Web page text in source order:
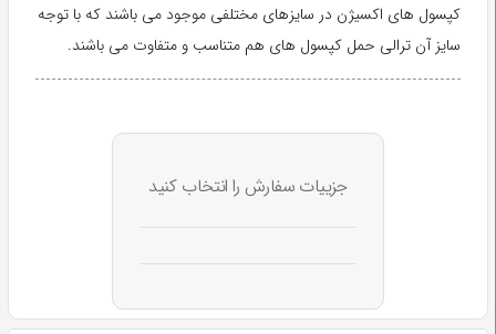
کپسول های اکسیژن در سایزهای مختلفی موجود می باشند که با توجه
سایز آن ترالی حمل کپسول های هم متناسب و متفاوت می باشند.
جزییات سفارش را انتخاب کنید